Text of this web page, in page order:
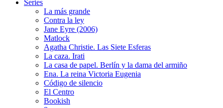
Series
La más grande
Contra la ley
Jane Eyre (2006)
Matlock
Agatha Christie. Las Siete Esferas
La caza. Irati
La casa de papel. Berlín y la dama del armiño
Ena. La reina Victoria Eugenia
Código de silencio
El Centro
Bookish